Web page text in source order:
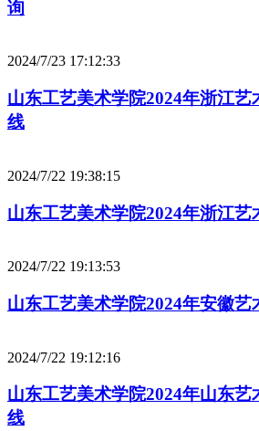
询
2024/7/23 17:12:33
山东工艺美术学院2024年浙江
线
2024/7/22 19:38:15
山东工艺美术学院2024年浙江艺
2024/7/22 19:13:53
山东工艺美术学院2024年安徽
2024/7/22 19:12:16
山东工艺美术学院2024年山东
线